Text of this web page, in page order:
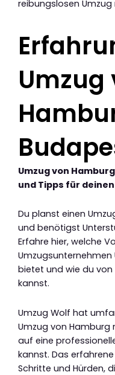
reibungslosen
Umzug
Umzug von
und Tipps für
Du planst einen
und benötigst
Erfahre hier, welche
bietet und wie du von
kannst.
Umzug Wolf hat
Umzug von
auf eine
kannst. Das
Schritte und Hürden,